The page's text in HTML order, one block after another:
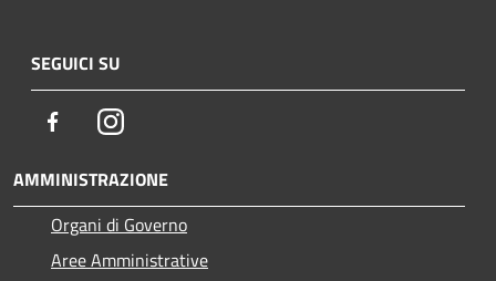
SEGUICI SU
FacebookInstagram
AMMINISTRAZIONE
Organi di Governo
Aree Amministrative